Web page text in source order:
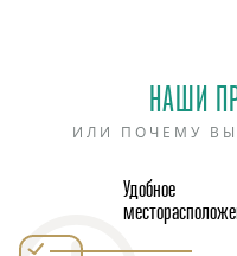
НАШИ
ИЛИ ПОЧЕМУ
Удобное